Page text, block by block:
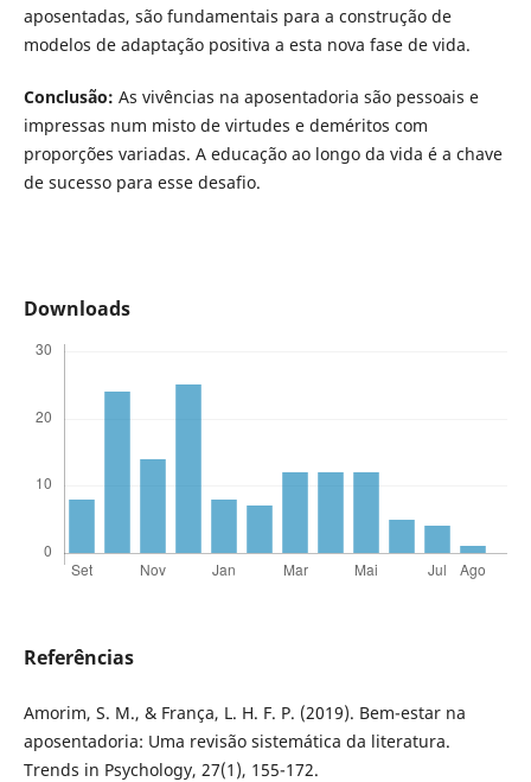
aposentadas, são fundamentais para a construção de
modelos de adaptação positiva a esta nova fase de vida.
Conclusão: As vivências na aposentadoria são pessoais e
impressas num misto de virtudes e deméritos com
proporções variadas. A educação ao longo da vida é a chave
de sucesso para esse desafio.
Downloads
Referências
Amorim, S. M., & França, L. H. F. P. (2019). Bem-estar na
aposentadoria: Uma revisão sistemática da literatura.
Trends in Psychology, 27(1), 155-172.